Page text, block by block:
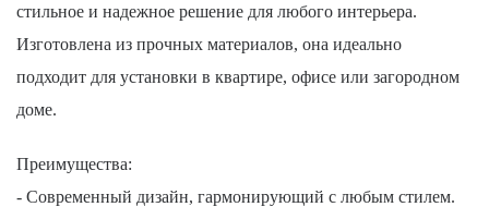
стильное и надежное решение для любого интерьера.
Изготовлена из прочных материалов, она идеально
подходит для установки в квартире, офисе или загородном
доме.
Преимущества:
- Современный дизайн, гармонирующий с любым стилем.